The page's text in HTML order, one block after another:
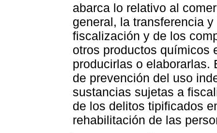
abarca lo relativo al
general, la transferencia
fiscalización y de los
otros productos químicos
producirlas o elaborarlas.
de prevención del uso
sustancias sujetas a
de los delitos tipificados
rehabilitación de las